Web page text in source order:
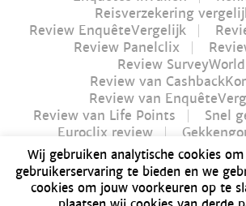
Reisverzekering
Review EnquêteVergelijk
Review Panelclix
Review SurveyWorld
Review van
Review van
Review van Life Points
Snel
Euroclix review
iPay review
Nucash review
Futurenet review | Is Futurenet
Geld verdienen in 1
Wij gebruiken analytische cookies
gebruikerservaring te bieden en we
cookies om jouw voorkeuren op te